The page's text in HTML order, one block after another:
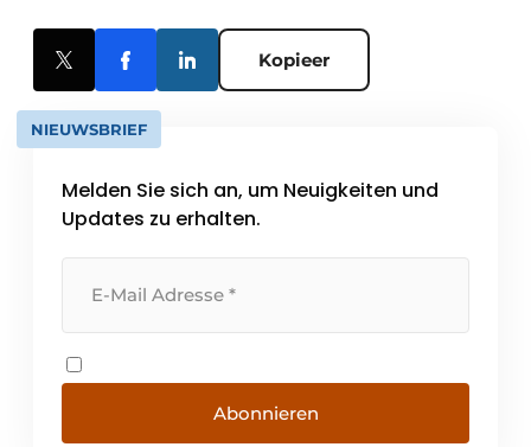
Kopieer
NIEUWSBRIEF
Melden Sie sich an, um Neuigkeiten und
Updates zu erhalten.
Abonnieren